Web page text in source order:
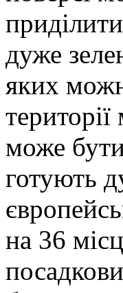
дуже
яких
може
готують
на 36